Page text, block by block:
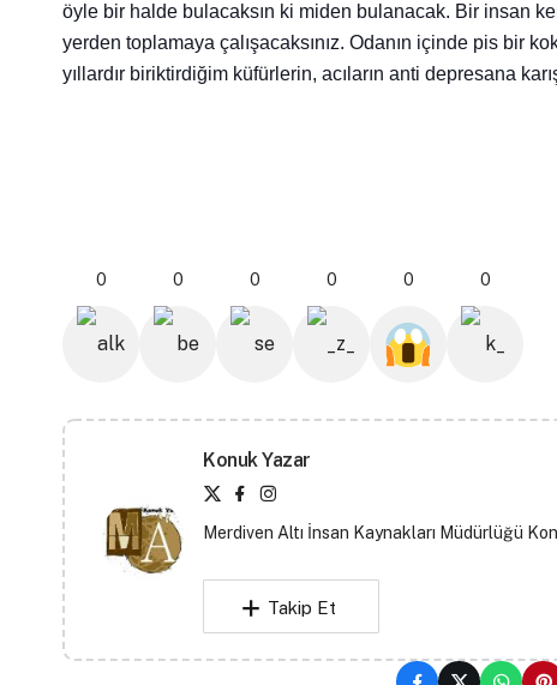
öyle bir halde bulacaksın ki miden bulanacak. Bir insan
yerden toplamaya çalışacaksınız. Odanın içinde pis bir
yıllardır biriktirdiğim küfürlerin, acıların anti depresana
Paskalya
0 0 0 0 0 0
Konuk Yazar
Merdiven Altı İnsan Kaynakları Müdürlüğü
Takip Et